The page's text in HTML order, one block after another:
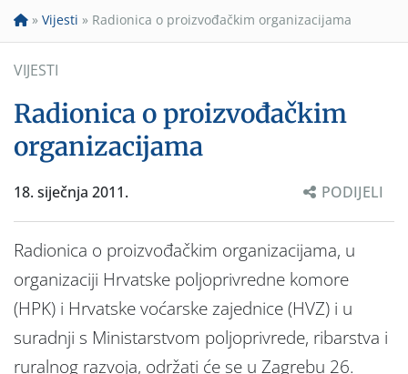
» Vijesti » Radionica o proizvođačkim organizacijama
VIJESTI
Radionica o proizvođačkim
organizacijama
18. siječnja 2011. PODIJELI
Radionica o proizvođačkim organizacijama, u
organizaciji Hrvatske poljoprivredne komore
(HPK) i Hrvatske voćarske zajednice (HVZ) i u
suradnji s Ministarstvom poljoprivrede, ribarstva i
ruralnog razvoja, održati će se u Zagrebu 26.